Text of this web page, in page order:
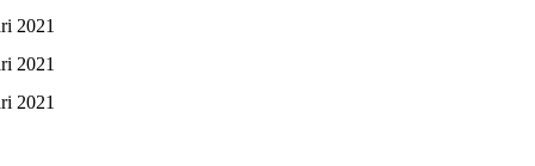
2021
2021
2021